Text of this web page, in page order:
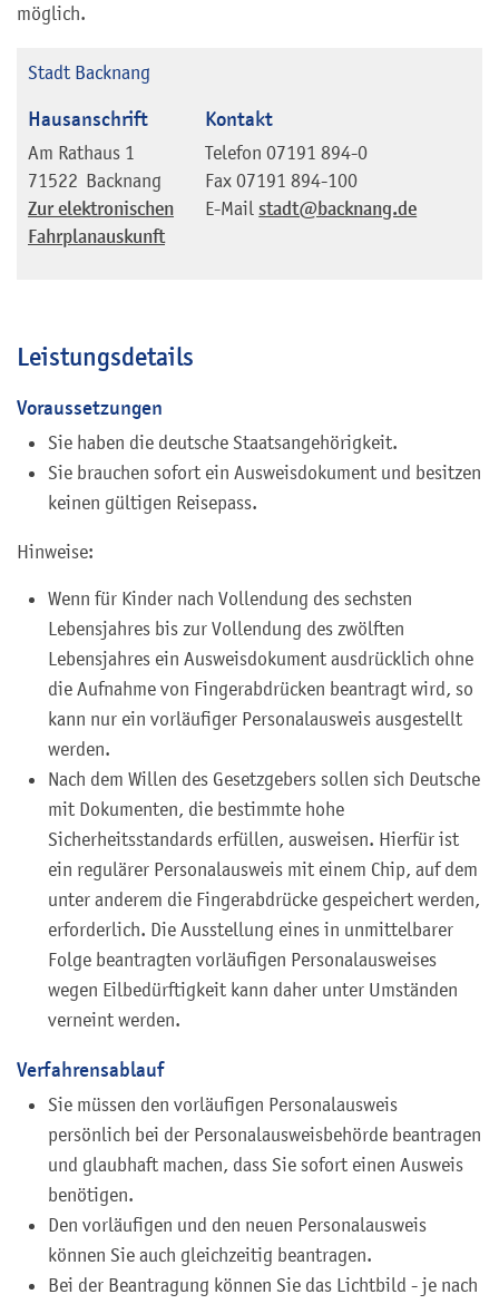
möglich.
Stadt Backnang
Hausanschrift
Am Rathaus 1
71522 Backnang
Zur elektronischen
Fahrplanauskunft
Kontakt
Telefon 07191 894-0
Fax 07191 894-100
E-Mail stadt@backnang.de
Leistungsdetails
Voraussetzungen
Sie haben die deutsche Staatsangehörigkeit.
Sie brauchen sofort ein Ausweisdokument und besitzen
keinen gültigen Reisepass.
Hinweise:
Wenn für Kinder nach Vollendung des sechsten
Lebensjahres bis zur Vollendung des zwölften
Lebensjahres ein Ausweisdokument ausdrücklich ohne
die Aufnahme von Fingerabdrücken beantragt wird, so
kann nur ein vorläufiger Personalausweis ausgestellt
werden.
Nach dem Willen des Gesetzgebers sollen sich Deutsche
mit Dokumenten, die bestimmte hohe
Sicherheitsstandards erfüllen, ausweisen. Hierfür ist
ein regulärer Personalausweis mit einem Chip, auf dem
unter anderem die Fingerabdrücke gespeichert werden,
erforderlich. Die Ausstellung eines in unmittelbarer
Folge beantragten vorläufigen Personalausweises
wegen Eilbedürftigkeit kann daher unter Umständen
verneint werden.
Verfahrensablauf
Sie müssen den vorläufigen Personalausweis
persönlich bei der Personalausweisbehörde beantragen
und glaubhaft machen, dass Sie sofort einen Ausweis
benötigen.
Den vorläufigen und den neuen Personalausweis
können Sie auch gleichzeitig beantragen.
Bei der Beantragung können Sie das Lichtbild - je nach